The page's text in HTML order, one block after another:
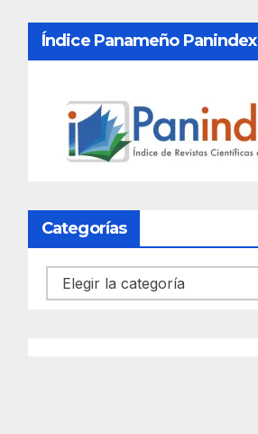
Índice Panameño Panindex
Categorías
Categorías